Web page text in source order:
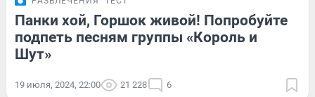
Панки хой, Горшок живой! Попробуйте
подпеть песням группы «Король и
Шут»
19 июля, 2024, 22:00 21 228 6